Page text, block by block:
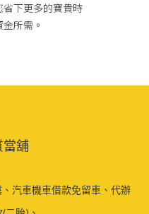
下更多的寶貴時
所需。
當舖
汽車機車借款免留車、代辦